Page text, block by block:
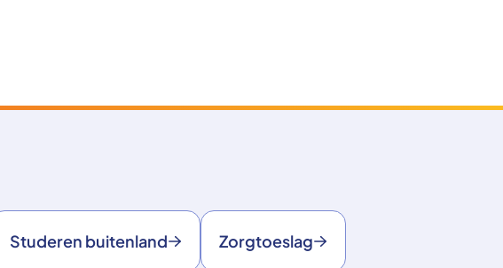
Studeren buitenland Zorgtoeslag